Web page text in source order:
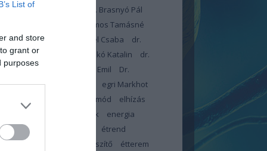
List of
and store
grant or
purposes
dr. Blatniczky László
Dr. Brasnyó Pál
Dr. Halmos Tamásné
Eleonóra
Dr. Lengyel Csaba
dr.
dr. Kiss Éva
Dr. Piczkó Katalin
dr.
István
dr. Toldy-Schedel Emil
Dr.
Tamás
egri Markhot
életmód
elhízás
emésztési panaszok
energia
étrend
kiegészítő
étrendkiegészítő
étterem